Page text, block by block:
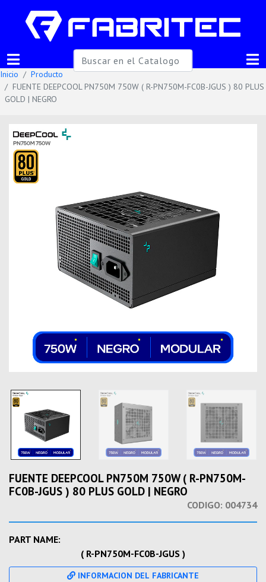
Inicio
Producto
FUENTE DEEPCOOL PN750M 750W ( R-PN750M-FC0B-JGUS ) 80 PLUS
GOLD | NEGRO
FUENTE DEEPCOOL PN750M 750W ( R-PN750M-
FC0B-JGUS ) 80 PLUS GOLD | NEGRO
CODIGO: 004734
PART NAME:
( R-PN750M-FC0B-JGUS )
INFORMACION DEL FABRICANTE